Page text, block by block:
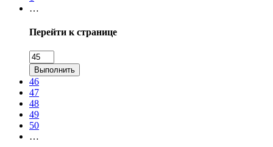
…
Перейти к странице
Выполнить
46
47
48
49
50
…